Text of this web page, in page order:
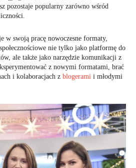
pozostaje popularny zarówno wśród
w swoją pracę nowoczesne formaty,
nie tylko jako platformę do
ale także jako narzędzie komunikacji z
z nowymi formatami, brać
i kolaboracjach z blogerami i młodymi